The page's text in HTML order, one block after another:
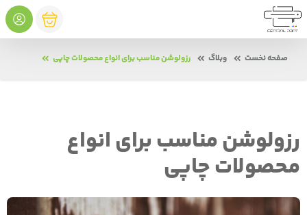
صفحه نخست وبلاگ رزولوشن مناسب برای انواع محصولات چاپی
رزولوشن مناسب برای انواع
محصولات چاپی